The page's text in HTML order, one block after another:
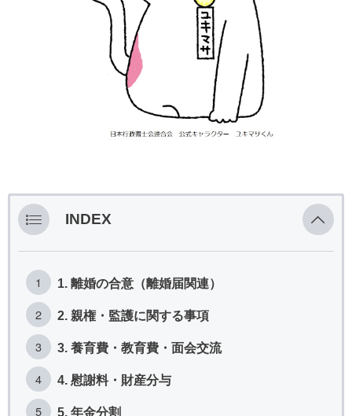
INDEX
1. 離婚の合意（離婚届関連）
2. 親権・監護に関する事項
3. 養育費・教育費・面会交流
4. 慰謝料・財産分与
5. 年金分割